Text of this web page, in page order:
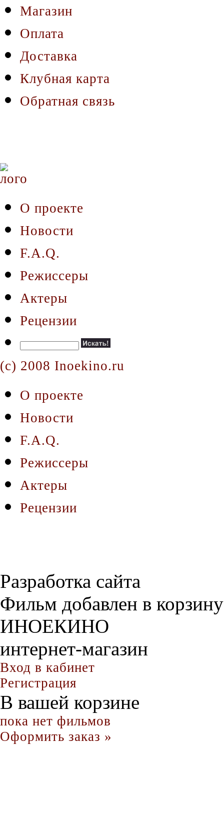
Магазин
Оплата
Доставка
Клубная карта
Обратная связь
О проекте
Новости
F.A.Q.
Режиссеры
Актеры
Рецензии
(c) 2008 Inoekino.ru
О проекте
Новости
F.A.Q.
Режиссеры
Актеры
Рецензии
Разработка сайта
Фильм добавлен в корзину
ИНОЕКИНО
интернет-магазин
Вход в кабинет
Регистрация
В вашей корзине
пока нет фильмов
Оформить заказ »